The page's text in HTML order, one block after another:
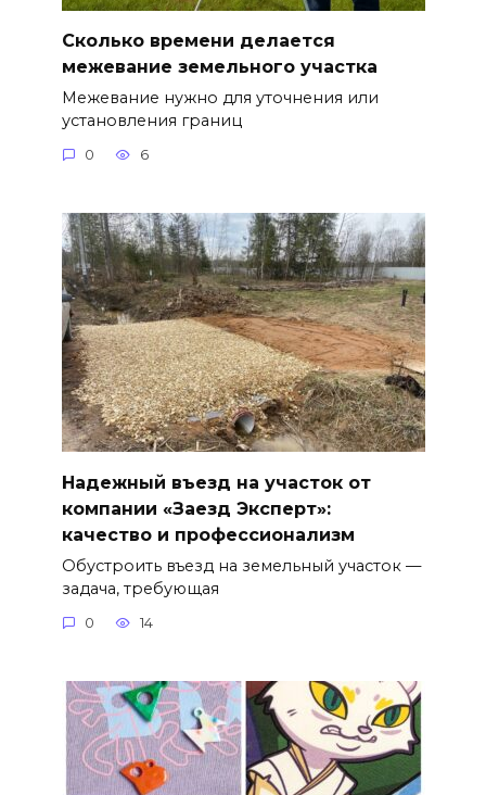
Сколько времени делается
межевание земельного участка
Межевание нужно для уточнения или
установления границ
0 6
Надежный въезд на участок от
компании «Заезд Эксперт»:
качество и профессионализм
Обустроить въезд на земельный участок —
задача, требующая
0 14